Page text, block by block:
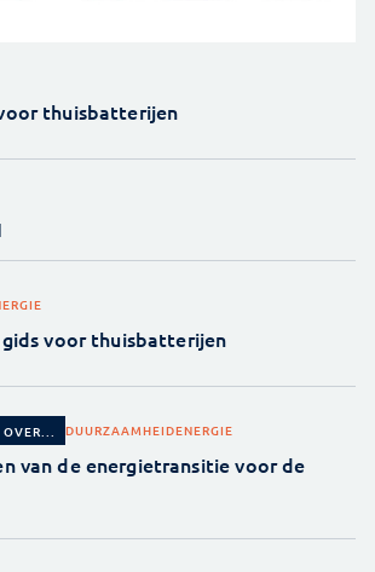
thuisbatterijen
voor thuisbatterijen
DUURZAAMHEIDENERGIE
van de energietransitie voor de